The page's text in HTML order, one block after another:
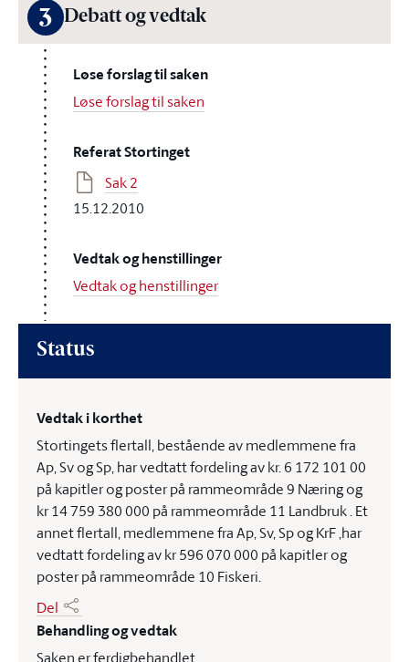
3 Debatt og vedtak
Løse forslag til saken
Løse forslag til saken
Referat Stortinget
Sak 2
15.12.2010
Vedtak og henstillinger
Vedtak og henstillinger
Status
Vedtak i korthet
Stortingets flertall, bestående av medlemmene fra
Ap, Sv og Sp, har vedtatt fordeling av kr. 6 172 101 00
på kapitler og poster på rammeområde 9 Næring og
kr 14 759 380 000 på rammeområde 11 Landbruk . Et
annet flertall, medlemmene fra Ap, Sv, Sp og KrF ,har
vedtatt fordeling av kr 596 070 000 på kapitler og
poster på rammeområde 10 Fiskeri.
Del
Behandling og vedtak
Saken er ferdigbehandlet